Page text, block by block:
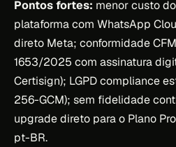
Pontos fortes: menor custo
plataforma com WhatsApp
direto Meta; conformidade
1653/2025 com assinatura
Certisign); LGPD compliance
256-GCM); sem fidelidade
upgrade direto para o Plano
pt-BR.